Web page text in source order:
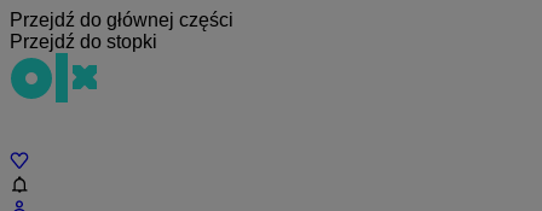
Przejdź do głównej części
Przejdź do stopki